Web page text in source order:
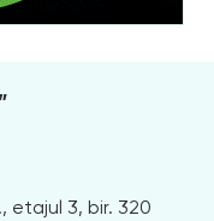
etajul 3, bir. 320